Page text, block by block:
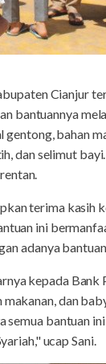
Cianjur
bantuannya
bahan
dan selimut
terima kasih
ini
adanya
kepada
dan
bantuan
ucap Sani.